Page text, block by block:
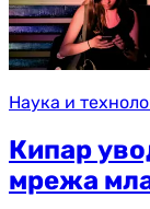
Наука и
Кипар
мрежа